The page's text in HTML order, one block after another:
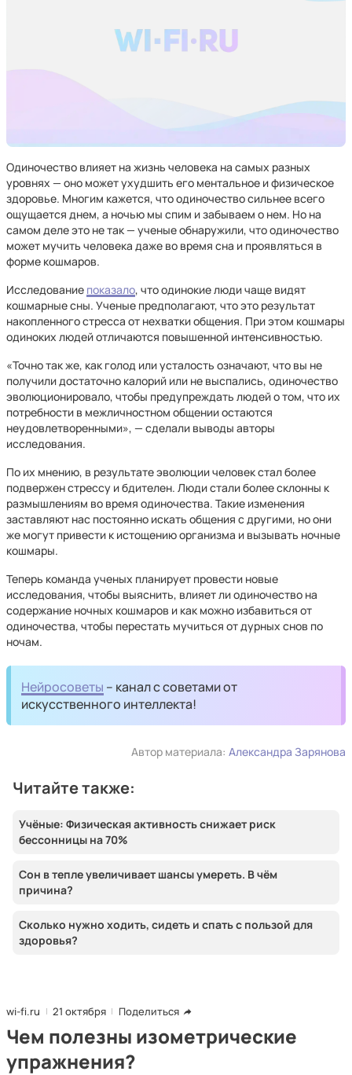
Одиночество влияет на жизнь человека на самых разных
уровнях — оно может ухудшить его ментальное и физическое
здоровье. Многим кажется, что одиночество сильнее всего
ощущается днем, а ночью мы спим и забываем о нем. Но на
самом деле это не так — ученые обнаружили, что одиночество
может мучить человека даже во время сна и проявляться в
форме кошмаров.
Исследование показало, что одинокие люди чаще видят
кошмарные сны. Ученые предполагают, что это результат
накопленного стресса от нехватки общения. При этом кошмары
одиноких людей отличаются повышенной интенсивностью.
«Точно так же, как голод или усталость означают, что вы не
получили достаточно калорий или не выспались, одиночество
эволюционировало, чтобы предупреждать людей о том, что их
потребности в межличностном общении остаются
неудовлетворенными», — сделали выводы авторы
исследования.
По их мнению, в результате эволюции человек стал более
подвержен стрессу и бдителен. Люди стали более склонны к
размышлениям во время одиночества. Такие изменения
заставляют нас постоянно искать общения с другими, но они
же могут привести к истощению организма и вызывать ночные
кошмары.
Теперь команда ученых планирует провести новые
исследования, чтобы выяснить, влияет ли одиночество на
содержание ночных кошмаров и как можно избавиться от
одиночества, чтобы перестать мучиться от дурных снов по
ночам.
Нейросоветы – канал с советами от
искусственного интеллекта!
Автор материала: Александра Зарянова
Читайте также:
Учёные: Физическая активность снижает риск
бессонницы на 70%
Сон в тепле увеличивает шансы умереть. В чём
причина?
Сколько нужно ходить, сидеть и спать с пользой для
здоровья?
wi-fi.ru 21 октября Поделиться
Чем полезны изометрические
упражнения?